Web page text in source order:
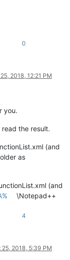
0
2018, 12:21 PM
you.
read the result.
(and
as
(and
\Notepad++
4
25, 2018, 5:39 PM